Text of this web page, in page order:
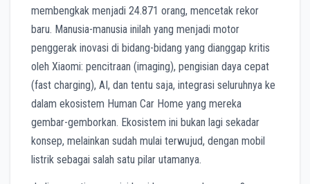
membengkak menjadi 24.871 orang, mencetak rekor
baru. Manusia-manusia inilah yang menjadi motor
penggerak inovasi di bidang-bidang yang dianggap kritis
oleh Xiaomi: pencitraan (imaging), pengisian daya cepat
(fast charging), AI, dan tentu saja, integrasi seluruhnya ke
dalam ekosistem Human Car Home yang mereka
gembar-gemborkan. Ekosistem ini bukan lagi sekadar
konsep, melainkan sudah mulai terwujud, dengan mobil
listrik sebagai salah satu pilar utamanya.